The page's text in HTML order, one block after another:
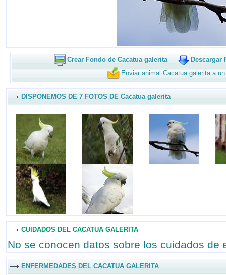
Crear Fondo de Cacatua galerita
Descargar
Enviar animal Cacatua galerita a
DISPONEMOS DE 7 FOTOS DE Cacatua galerita
CUIDADOS DEL CACATUA GALERITA
No se conocen datos sobre los cuidados de
ENFERMEDADES DEL CACATUA GALERITA